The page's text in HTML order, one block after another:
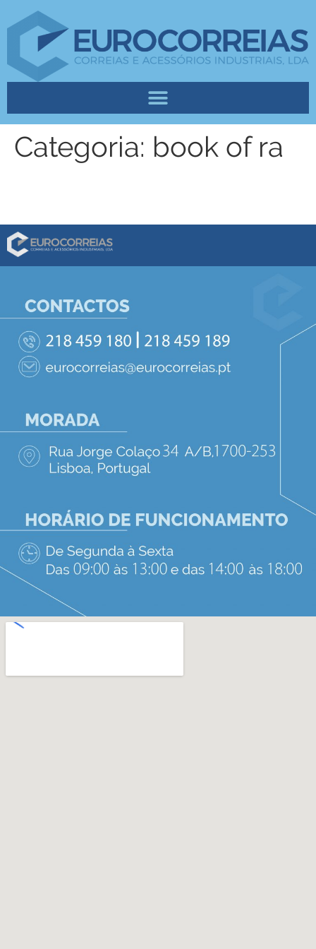
Categoria: book of ra